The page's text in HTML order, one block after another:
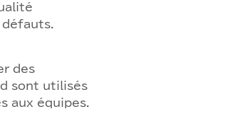
défauts.
des
sont utilisés
aux équipes.